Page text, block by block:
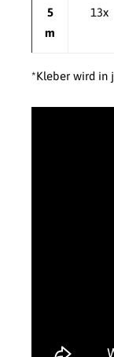
5
m
13x
*Kleber wird in